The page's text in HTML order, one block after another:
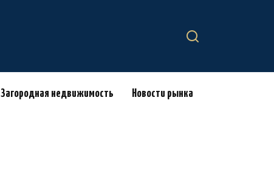
Загородная недвижимость Новости рынка